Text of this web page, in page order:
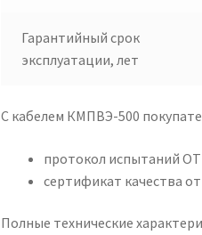
Гарантийный срок
эксплуатации, лет
С кабелем КМПВЭ-500
протокол испытаний
сертификат качества
Полные технические